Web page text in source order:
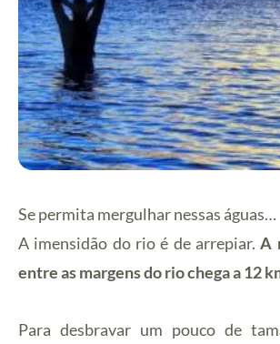
Se permita mergulhar nessas águas…
A imensidão do rio é de arrepiar.A
entre as margens do rio chega a 12
Para desbravar um pouco de